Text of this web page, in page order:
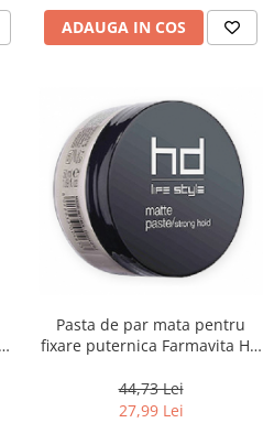
ADAUGA IN COS
Pasta de par mata pentru
fixare puternica Farmavita HD
44,73 Lei
27,99 Lei